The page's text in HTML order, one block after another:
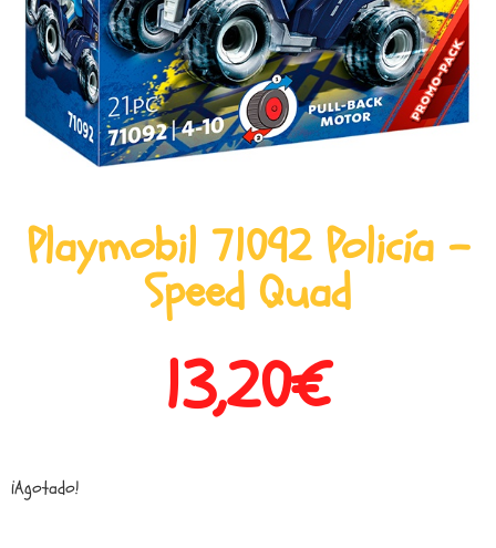
Playmobil 71092 Policía –
Speed Quad
13,20€
¡Agotado!